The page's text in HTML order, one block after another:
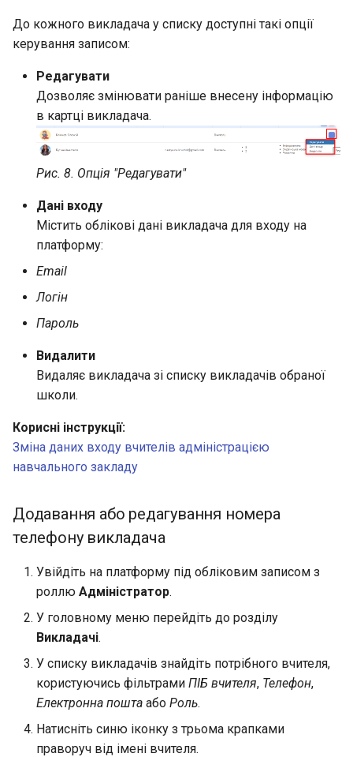
До кожного викладача у списку доступні такі опції
керування записом:
Редагувати
Дозволяє змінювати раніше внесену інформацію
в картці викладача.
Рис. 8. Опція "Редагувати"
Дані входу
Містить облікові дані викладача для входу на
платформу:
Email
Логін
Пароль
Видалити
Видаляє викладача зі списку викладачів обраної
школи.
Корисні інструкції:
Зміна даних входу вчителів адміністрацією
навчального закладу
Додавання або редагування номера
телефону викладача
Увійдіть на платформу під обліковим записом з
роллю Адміністратор.
У головному меню перейдіть до розділу
Викладачі.
У списку викладачів знайдіть потрібного вчителя,
користуючись фільтрами ПІБ вчителя, Телефон,
Електронна пошта або Роль.
Натисніть синю іконку з трьома крапками
праворуч від імені вчителя.